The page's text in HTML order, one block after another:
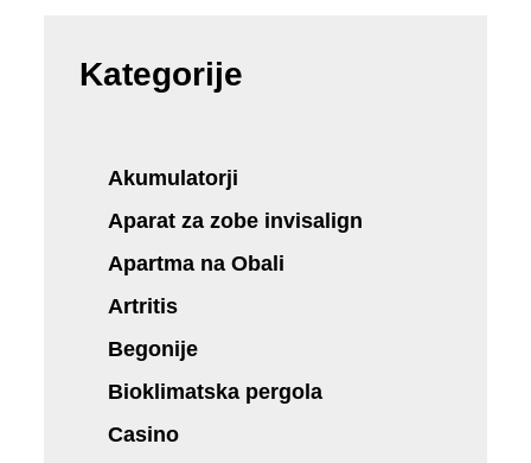
Kategorije
Akumulatorji
Aparat za zobe invisalign
Apartma na Obali
Artritis
Begonije
Bioklimatska pergola
Casino